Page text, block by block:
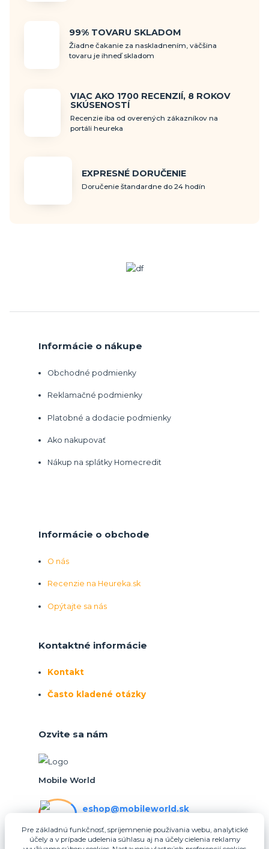
99% TOVARU SKLADOM
Žiadne čakanie za naskladnením, väčšina
tovaru je ihneď skladom
VIAC AKO 1700 RECENZIÍ, 8 ROKOV
SKÚSENOSTÍ
Recenzie iba od overených zákazníkov na
portáli heureka
EXPRESNÉ DORUČENIE
Doručenie štandardne do 24 hodín
Informácie o nákupe
Obchodné podmienky
Reklamačné podmienky
Platobné a dodacie podmienky
Ako nakupovať
Nákup na splátky Homecredit
Informácie o obchode
O nás
Recenzie na Heureka.sk
Opýtajte sa nás
Kontaktné informácie
Kontakt
Často kladené otázky
Ozvite sa nám
Mobile World
eshop@mobileworld.sk
Pre základnú funkčnosť, spríjemnenie používania webu, analytické
účely a v prípade udelenia súhlasu aj na účely cielenia reklamy